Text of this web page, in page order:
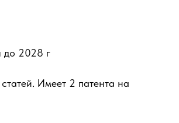
до 2028 г
Имеет 2 патента на